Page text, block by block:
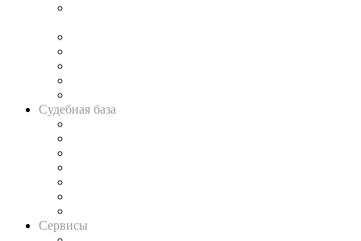
Судебная база
Сервисы